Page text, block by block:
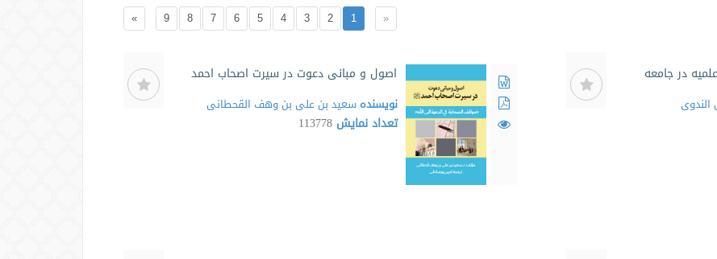
«
1
2
3
4
5
6
7
8
9
»
در جامعه اصول و مبانی دعوت در سیرت اصحاب احمد
نویسنده سعید بن علی بن وهف القحطانی
تعداد نمایش 113778